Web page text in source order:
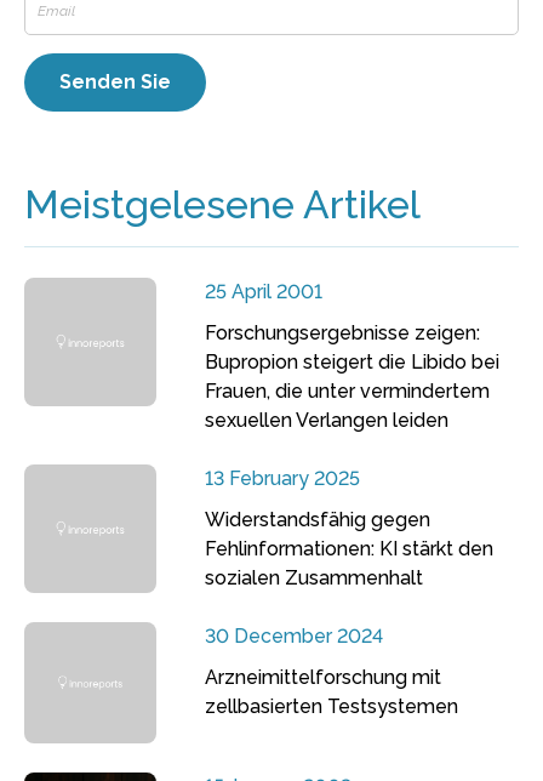
Meistgelesene Artikel
25 April 2001
Forschungsergebnisse zeigen:
Bupropion steigert die Libido bei
Frauen, die unter vermindertem
sexuellen Verlangen leiden
13 February 2025
Widerstandsfähig gegen
Fehlinformationen: KI stärkt den
sozialen Zusammenhalt
30 December 2024
Arzneimittelforschung mit
zellbasierten Testsystemen